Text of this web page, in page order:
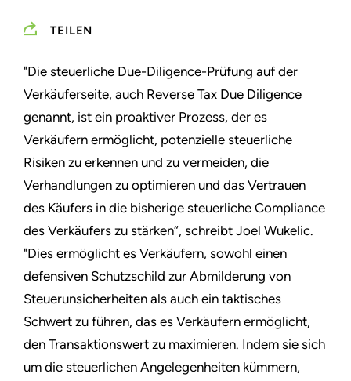
TEILEN
"Die steuerliche Due-Diligence-Prüfung auf der
Verkäuferseite, auch Reverse Tax Due Diligence
genannt, ist ein proaktiver Prozess, der es
Verkäufern ermöglicht, potenzielle steuerliche
Risiken zu erkennen und zu vermeiden, die
Verhandlungen zu optimieren und das Vertrauen
des Käufers in die bisherige steuerliche Compliance
des Verkäufers zu stärken“, schreibt Joel Wukelic.
"Dies ermöglicht es Verkäufern, sowohl einen
defensiven Schutzschild zur Abmilderung von
Steuerunsicherheiten als auch ein taktisches
Schwert zu führen, das es Verkäufern ermöglicht,
den Transaktionswert zu maximieren. Indem sie sich
um die steuerlichen Angelegenheiten kümmern,